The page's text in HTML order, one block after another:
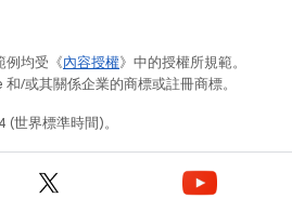
例均受《內容授權》中的授權所規範。
/或其關係企業的商標或註冊商標。
界標準時間)。